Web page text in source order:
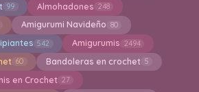
99 Almohadones 248
Amigurumi Navideño 80
542 Amigurumis 2494
60 Bandoleras en crochet 5
en Crochet 27